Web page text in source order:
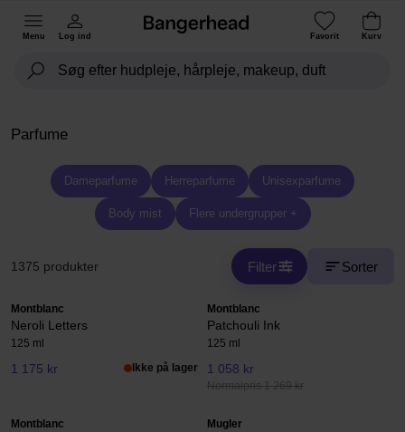
Menu Log ind Favorit Kurv
Parfume
Dameparfume Herreparfume Unisexparfume
Body mist Flere undergrupper +
1375 produkter Filter Sorter
Montblanc
Neroli Letters
125 ml
1 175 kr Ikke på lager
Montblanc
Patchouli Ink
125 ml
1 058 kr
Normalpris 1 269 kr
Montblanc Mugler